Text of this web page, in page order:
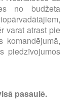
no budžeta
varat atrast pie
komandējumā,
piedzīvojumos
pasaulē.